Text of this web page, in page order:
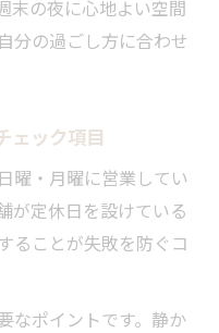
末の夜に心地よい空間
分の過ごし方に合わせ
ェック項目
曜・月曜に営業してい
が定休日を設けている
ることが失敗を防ぐコ
なポイントです。静か